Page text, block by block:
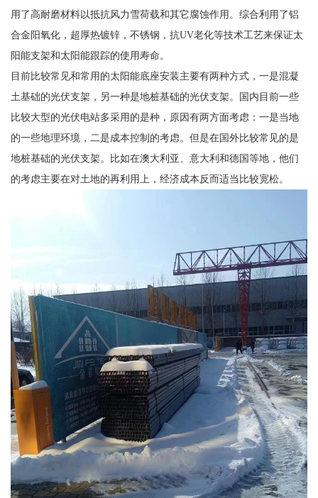
用了高耐磨材料以抵抗风力雪荷载和其它腐蚀作用。综合利用了铝
合金阳氧化，超厚热镀锌，不锈钢，抗UV老化等技术工艺来保证太
阳能支架和太阳能跟踪的使用寿命。
目前比较常见和常用的太阳能底座安装主要有两种方式，一是混凝
土基础的光伏支架，另一种是地桩基础的光伏支架。国内目前一些
比较大型的光伏电站多采用的是种，原因有两方面考虑：一是当地
的一些地理环境，二是成本控制的考虑。但是在国外比较常见的是
地桩基础的光伏支架。比如在澳大利亚、意大利和德国等地，他们
的考虑主要在对土地的再利用上，经济成本反而适当比较宽松。